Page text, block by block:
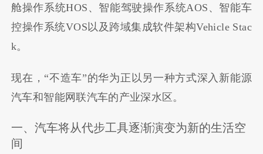
舱操作系统HOS、智能驾驶操作系统AOS、智能车
控操作系统VOS以及跨域集成软件架构Vehicle Stac
k。
现在，“不造车”的华为正以另一种方式深入新能源
汽车和智能网联汽车的产业深水区。
一、汽车将从代步工具逐渐演变为新的生活空
间